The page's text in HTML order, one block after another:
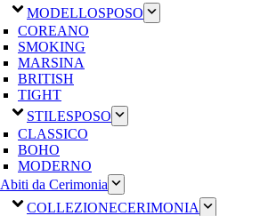
MODELLOSPOSO
COREANO
SMOKING
MARSINA
BRITISH
TIGHT
STILESPOSO
CLASSICO
BOHO
MODERNO
Abiti da Cerimonia
COLLEZIONECERIMONIA